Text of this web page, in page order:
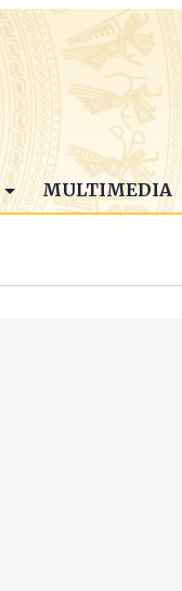
MULTIMEDIA